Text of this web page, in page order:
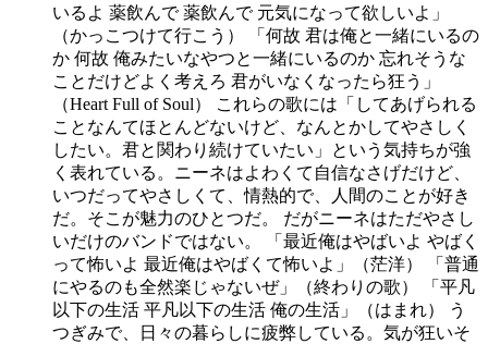
いるよ 薬飲んで 薬飲んで 元気になって欲しいよ」
（かっこつけて行こう） 「何故 君は俺と一緒にいるの
か 何故 俺みたいなやつと一緒にいるのか 忘れそうな
ことだけどよく考えろ 君がいなくなったら狂う」
（Heart Full of Soul） これらの歌には「してあげられる
ことなんてほとんどないけど、なんとかしてやさしく
したい。君と関わり続けていたい」という気持ちが強
く表れている。ニーネはよわくて自信なさげだけど、
いつだってやさしくて、情熱的で、人間のことが好き
だ。そこが魅力のひとつだ。 だがニーネはただやさし
いだけのバンドではない。 「最近俺はやばいよ やばく
って怖いよ 最近俺はやばくて怖いよ」（茫洋） 「普通
にやるのも全然楽じゃないぜ」（終わりの歌） 「平凡
以下の生活 平凡以下の生活 俺の生活」（はまれ） う
つぎみで、日々の暮らしに疲弊している。気が狂いそ